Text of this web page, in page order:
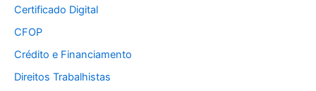
Certificado Digital
CFOP
Crédito e Financiamento
Direitos Trabalhistas